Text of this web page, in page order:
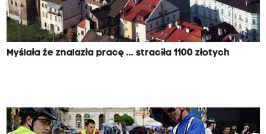
Myślała że znalazła pracę ... straciła 1100 złotych